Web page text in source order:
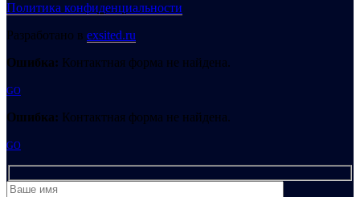
Политика конфиденциальности
Разработано в exsited.ru
Ошибка: Контактная форма не найдена.
GO
Ошибка: Контактная форма не найдена.
GO